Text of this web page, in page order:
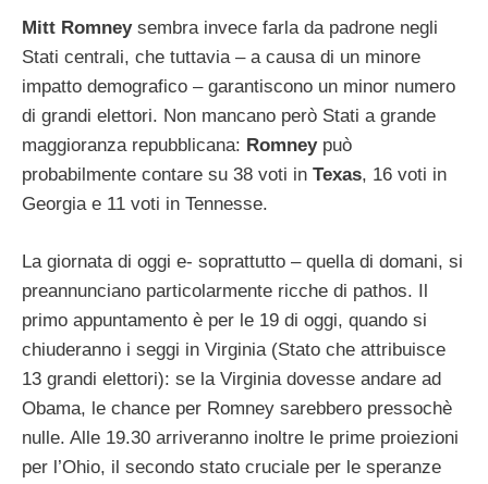
Mitt Romneysembra invece farla da padrone negli
Stati centrali, che tuttavia – a causa di un minore
impatto demografico – garantiscono un minor numero
di grandi elettori. Non mancano però Stati a grande
maggioranza repubblicana: Romneypuò
probabilmente contare su 38 voti in Texas, 16 voti in
Georgia e 11 voti in Tennesse.
La giornata di oggi e- soprattutto – quella di domani, si
preannunciano particolarmente ricche di pathos. Il
primo appuntamento è per le 19 di oggi, quando si
chiuderanno i seggi in Virginia (Stato che attribuisce
13 grandi elettori): se la Virginia dovesse andare ad
Obama, le chance per Romney sarebbero pressochè
nulle. Alle 19.30 arriveranno inoltre le prime proiezioni
per l’Ohio, il secondo stato cruciale per le speranze